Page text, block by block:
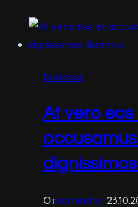
facilis
business
At vero eos
Отadminshin